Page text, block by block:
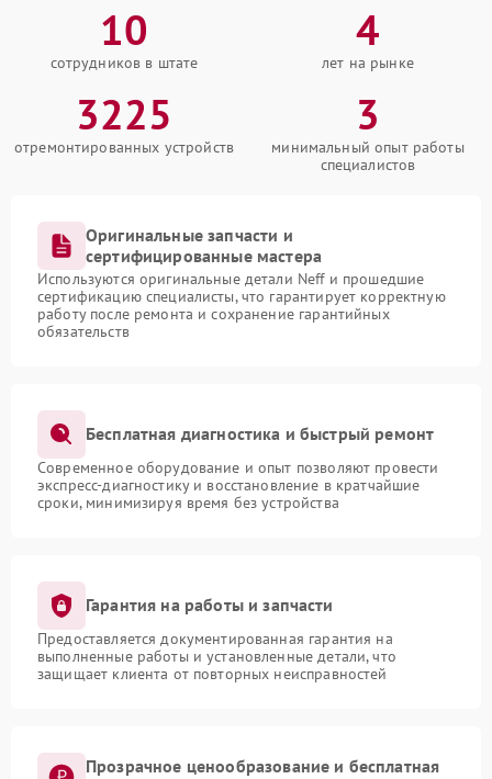
10
сотрудников в штате
4
лет на рынке
3225
отремонтированных устройств
3
минимальный опыт работы
специалистов
Оригинальные запчасти и
сертифицированные мастера
Используются оригинальные детали Neff и прошедшие
сертификацию специалисты, что гарантирует корректную
работу после ремонта и сохранение гарантийных
обязательств
Бесплатная диагностика и быстрый ремонт
Современное оборудование и опыт позволяют провести
экспресс-диагностику и восстановление в кратчайшие
сроки, минимизируя время без устройства
Гарантия на работы и запчасти
Предоставляется документированная гарантия на
выполненные работы и установленные детали, что
защищает клиента от повторных неисправностей
Прозрачное ценообразование и бесплатная